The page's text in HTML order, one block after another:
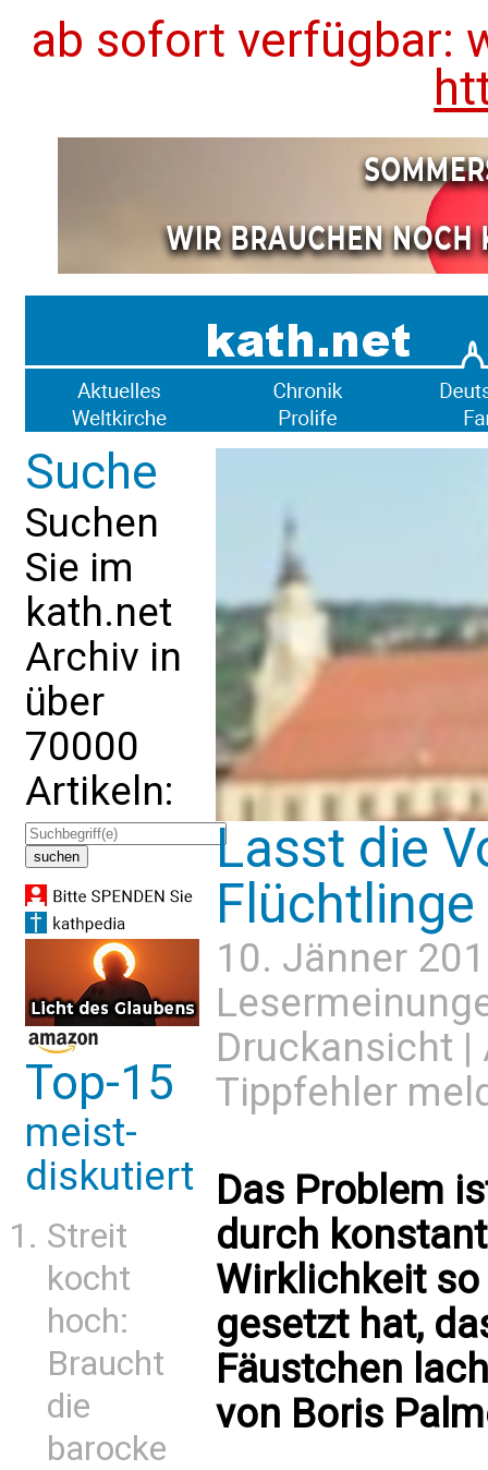
ab sofort verfügbar:
Suche
Suchen
Sie im
kath.net
Archiv in
über
70000
Artikeln:
Top-15
meist-
diskutiert
Streit
kocht
hoch:
Braucht
die
barocke
Lasst die
10. Jänner
Druckansicht |
Tippfehler
Das Problem
durch
Wirklichkeit
gesetzt hat,
Fäustchen
von Boris